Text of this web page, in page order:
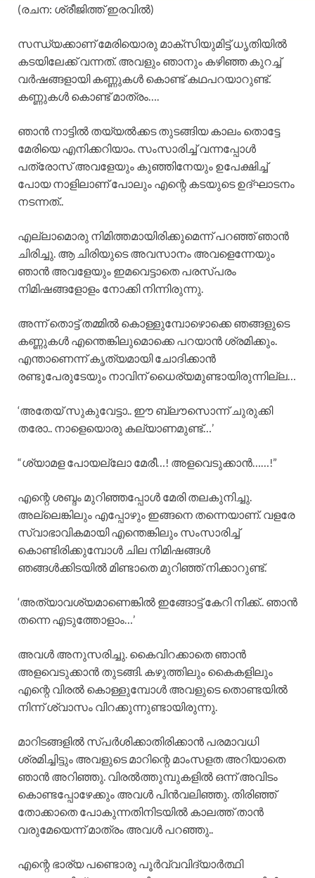
(രചന: ശ്രീജിത്ത് ഇരവിൽ)
സന്ധ്യക്കാണ് മേരിയൊരു മാക്സിയുമിട്ട് ധൃതിയിൽ
കടയിലേക്ക് വന്നത്. അവളും ഞാനും കഴിഞ്ഞ കുറച്ച്
വർഷങ്ങളായി കണ്ണുകൾ കൊണ്ട് കഥപറയാറുണ്ട്.
കണ്ണുകൾ കൊണ്ട് മാത്രം….
ഞാൻ നാട്ടിൽ തയ്യൽക്കട തുടങ്ങിയ കാലം തൊട്ടേ
മേരിയെ എനിക്കറിയാം. സംസാരിച്ച് വന്നപ്പോൾ
പത്രോസ് അവളേയും കുഞ്ഞിനേയും ഉപേക്ഷിച്ച്
പോയ നാളിലാണ് പോലും എന്റെ കടയുടെ ഉദ്ഘാടനം
നടന്നത്..
എല്ലാമൊരു നിമിത്തമായിരിക്കുമെന്ന് പറഞ്ഞ് ഞാൻ
ചിരിച്ചു. ആ ചിരിയുടെ അവസാനം അവളെന്നേയും
ഞാൻ അവളേയും ഇമവെട്ടാതെ പരസ്പരം
നിമിഷങ്ങളോളം നോക്കി നിന്നിരുന്നു.
അന്ന് തൊട്ട് തമ്മിൽ കൊള്ളുമ്പോഴൊക്കെ ഞങ്ങളുടെ
കണ്ണുകൾ എന്തെങ്കിലുമൊക്കെ പറയാൻ ശ്രമിക്കും.
എന്താണെന്ന് കൃത്യമായി ചോദിക്കാൻ
രണ്ടുപേരുടേയും നാവിന് ധൈര്യമുണ്ടായിരുന്നില്ല…
‘അതേയ് സുകുവേട്ടാ.. ഈ ബ്ലൗസൊന്ന് ചുരുക്കി
തരോ.. നാളെയൊരു കല്യാണമുണ്ട്…’
“ശ്യാമള പോയല്ലോ മേരീ…! അളവെടുക്കാൻ……!”
എന്റെ ശബ്ദം മുറിഞ്ഞപ്പോൾ മേരി തലകുനിച്ചു.
അല്ലെങ്കിലും എപ്പോഴും ഇങ്ങനെ തന്നെയാണ്. വളരേ
സ്വാഭാവികമായി എന്തെങ്കിലും സംസാരിച്ച്
കൊണ്ടിരിക്കുമ്പോൾ ചില നിമിഷങ്ങൾ
ഞങ്ങൾക്കിടയിൽ മിണ്ടാതെ മുറിഞ്ഞ് നിക്കാറുണ്ട്.
‘അത്യാവശ്യമാണെങ്കിൽ ഇങ്ങോട്ട് കേറി നിക്ക്.. ഞാൻ
തന്നെ എടുത്തോളാം…’
അവൾ അനുസരിച്ചു. കൈവിറക്കാതെ ഞാൻ
അളവെടുക്കാൻ തുടങ്ങി. കഴുത്തിലും കൈകളിലും
എന്റെ വിരൽ കൊള്ളുമ്പോൾ അവളുടെ തൊണ്ടയിൽ
നിന്ന് ശ്വാസം വിറക്കുന്നുണ്ടായിരുന്നു.
മാറിടങ്ങളിൽ സ്പർശിക്കാതിരിക്കാൻ പരമാവധി
ശ്രമിച്ചിട്ടും അവളുടെ മാറിന്റെ മാംസളത അറിയാതെ
ഞാൻ അറിഞ്ഞു. വിരൽത്തുമ്പുകളിൽ ഒന്ന് അവിടം
കൊണ്ടപ്പോഴേക്കും അവൾ പിൻവലിഞ്ഞു. തിരിഞ്ഞ്
തോക്കാതെ പോകുന്നതിനിടയിൽ കാലത്ത് താൻ
വരുമേയെന്ന് മാത്രം അവൾ പറഞ്ഞു..
എന്റെ ഭാര്യ പണ്ടൊരു പൂർവ്വവിദ്യാർത്ഥി